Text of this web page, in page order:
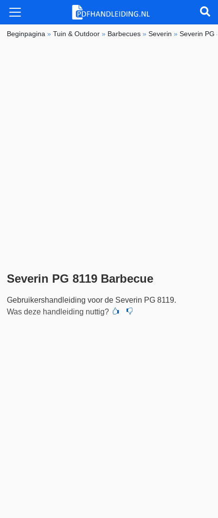
Beginpagina »Tuin & Outdoor » Barbecues »Severin »Severin PG
Severin PG 8119 Barbecue
Gebruikershandleiding voor de Severin PG 8119.
Was deze handleiding nuttig?